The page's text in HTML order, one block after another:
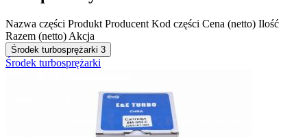
Nazwa części Produkt Producent Kod części Cena (netto) Ilość
Razem (netto) Akcja
Środek turbosprężarki 3
Środek turbosprężarki